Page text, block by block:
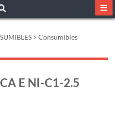
> Consumibles
E NI-C1-2.5